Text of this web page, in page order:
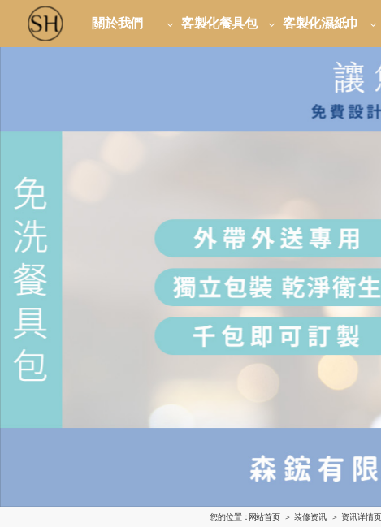
關於我們 客製化餐具包 客製化濕紙巾
您的位置：网站首页 ＞ 装修资讯 ＞ 资讯详情页